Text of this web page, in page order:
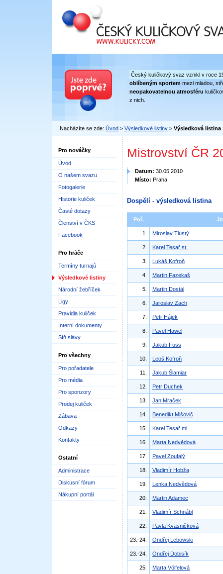
Český kuličkový svaz
Český kuličkový svaz vznikl v roce
oblíbeným sportem mezi mladou,
neopakovatelnou atmosféru
z nich.
Nacházíte se zde: Úvod > Výsledkové listiny > Výsledková listina
Pro nováčky
Úvod
O našem svazu
Fotogalerie
Historie kuliček
Časté dotazy
Členství v ČKS
Facebook
Pro hráče
Termíny turnajů
Výsledkové listiny
Národní žebříček
Ligy
Pravidla kuliček
Interní dokumenty
Síň slávy
Pro všechny
Pro pořadatele
Pro média
Pro sponzory
Prodej kuliček
Zábava
Odkazy
Kontakty
Ostatní
Administrace
Diskusní fórum
Nákupní portál
Mistrovství ČR
Datum: 30.05.2010
Místo: Praha
Dospělí - výsledková listina
Poř.
1. Miroslav Tlustý
2. Karel Tesař st.
3. Lukáš Kofroň
4. Martin Fazekaš
5. Martin Dostál
6. Jaroslav Zach
7. Petr Hájek
8. Pavel Hawel
9. Jakub Fuss
10. Leoš Kofroň
11. Jakub Šlamiar
12. Petr Duchek
13. Jan Mraček
14. Benedikt Mišovič
15. Karel Tesař ml.
16. Marta Nedvědová
17. Pavel Zoufalý
18. Vladimír Hobža
19. Lenka Nedvědová
20. Martin Adamec
21. Vladimír Schnábl
22. Pavla Kvasničková
23.-24. Ondřej Lebowski
23.-24. Ondřej Dobisík
25. Marta Völfelová